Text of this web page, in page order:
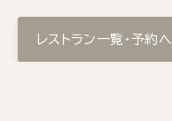
レストラン一覧・予約へ